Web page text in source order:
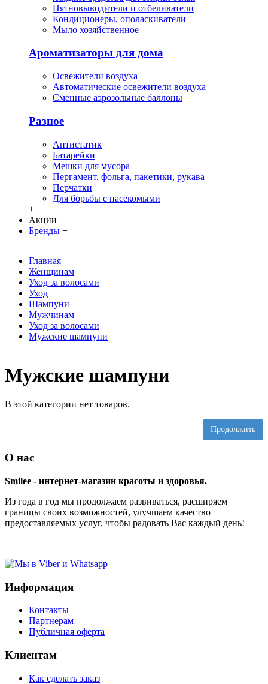
Пятновыводители и отбеливатели
Кондиционеры, ополаскиватели
Мыло хозяйственное
Ароматизаторы для дома
Освежители воздуха
Автоматические освежители воздуха
Сменные аэрозольные баллоны
Разное
Антистатик
Батарейки
Мешки для мусора
Пергамент, фольга, пакетики, рукава
Перчатки
Для борьбы с насекомыми
+
Акции +
Бренды +
Главная
Женщинам
Уход за волосами
Уход
Шампуни
Мужчинам
Уход за волосами
Мужские шампуни
Мужские шампуни
В этой категории нет товаров.
Продолжить
О нас
Smilee - интернет-магазин красоты и здоровья.
Из года в год мы продолжаем развиваться, расширяем
границы своих возможностей, улучшаем качество
предоставляемых услуг, чтобы радовать Вас каждый день!
Информация
Контакты
Партнерам
Публичная оферта
Клиентам
Как сделать заказ